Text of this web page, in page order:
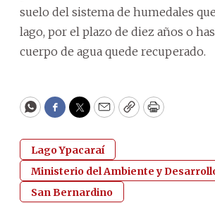
suelo del sistema de humedales
lago, por el plazo de diez años o
cuerpo de agua quede recuperado.
WhatsApp
Facebook
Twitter
EmailCopyPrint
Lago Ypacaraí
Ministerio del Ambiente y
San Bernardino